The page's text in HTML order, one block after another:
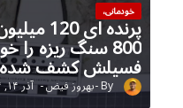
خودمانی، پرنده
800 سنگ ریزه را
فسیلش کشف
بهروز فیض آذر ۱۴, ۱۴۰۴